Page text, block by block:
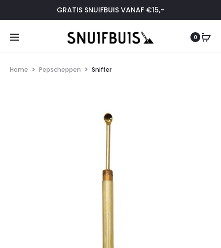
GRATIS SNUIFBUIS VANAF €15,-
0
Home Pepscheppen Sniffer